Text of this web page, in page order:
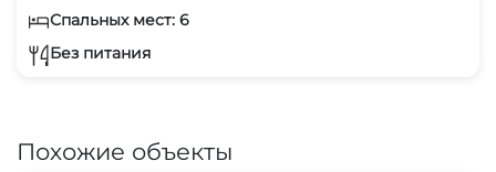
Спальных мест: 6
Без питания
Похожие объекты